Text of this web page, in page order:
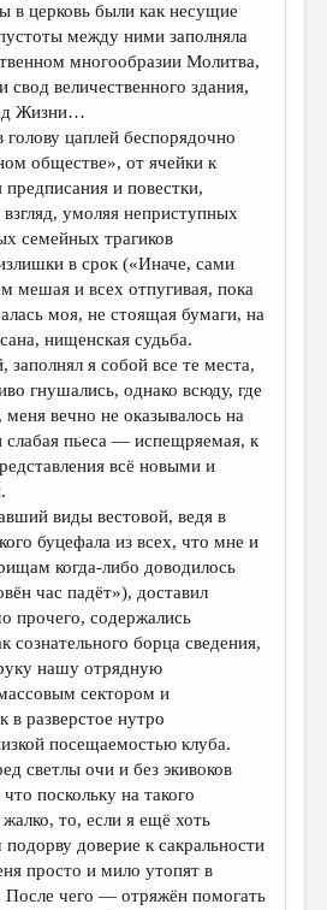
в церковь были как несущие
между ними заполняла
многообразии Молитва,
величественного здания,
Жизни…
цаплей беспорядочно
обществе», от ячейки к
предписания и повестки,
взгляд, умоляя неприступных
семейных трагиков
в срок («Иначе, сами
мешая и всех отпугивая, пока
моя, не стоящая бумаги, на
нищенская судьба.
заполнял я собой все те места,
гнушались, однако всюду, где
вечно не оказывалось на
пьеса — испещряемая, к
всё новыми и
виды вестовой, ведя в
буцефала из всех, что мне и
когда-либо доводилось
час падёт»), доставил
прочего, содержались
сознательного борца сведения,
нашу отрядную
сектором и
в разверстое нутро
посещаемостью клуба.
светлы очи и без экивоков
поскольку на такого
то, если я ещё хоть
доверие к сакральности
просто и мило утопят в
После чего — отряжён помогать